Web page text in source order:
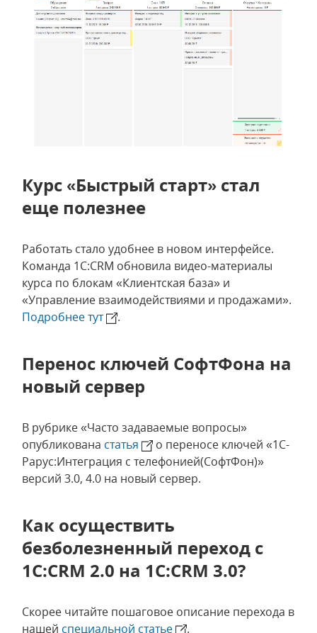
Курс «Быстрый старт» стал
еще полезнее
Работать стало удобнее в новом интерфейсе.
Команда 1С:CRM обновила видео-материалы
курса по блокам «Клиентская база» и
«Управление взаимодействиями и продажами».
Подробнее тут
.
Перенос ключей СофтФона на
новый сервер
В рубрике «Часто задаваемые вопросы»
опубликована статья
о переносе ключей «1С-
Рарус:Интеграция с телефонией(СофтФон)»
версий 3.0, 4.0 на новый сервер.
Как осуществить
безболезненный переход с
1С:CRM 2.0 на 1С:CRM 3.0?
Скорее читайте пошаговое описание перехода в
нашей специальной статье .